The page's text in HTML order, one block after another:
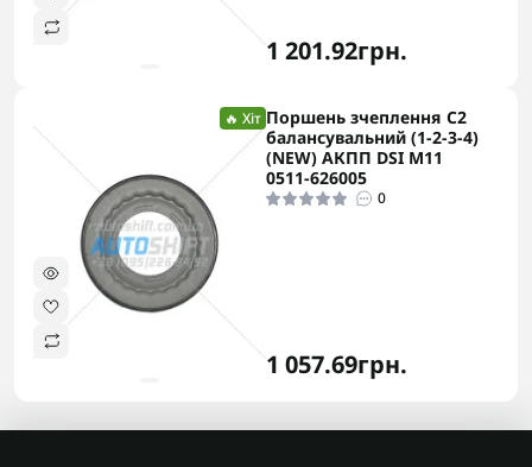
1 201.92грн.
🔥 Хіт Поршень зчеплення C2
балансувальний (1-2-3-4)
(NEW) АКПП DSI M11
0511-626005
0
1 057.69грн.